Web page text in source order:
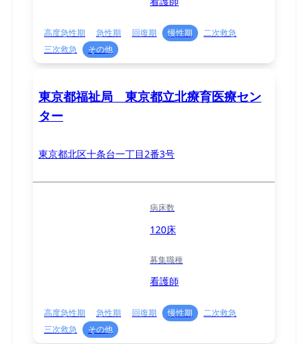
高度急性期 急性期 回復期 慢性期
二次救急
三次救急
その他
東京都福祉局 東京都立北療育医療セン
ター
東京都北区十条台一丁目2番3号
病床数
120床
募集職種
看護師
高度急性期 急性期 回復期 慢性期
二次救急
三次救急
その他